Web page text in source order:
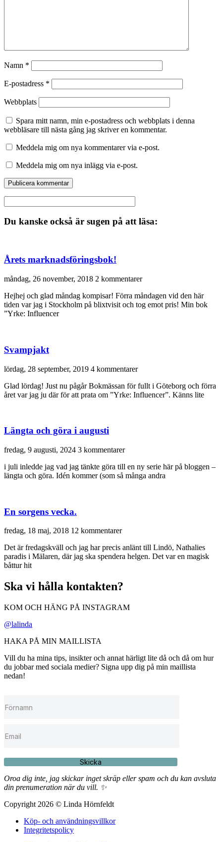
Namn *
E-postadress *
Webbplats
Spara mitt namn, min e-postadress och webbplats i denna
webbläsare till nästa gång jag skriver en kommentar.
Meddela mig om nya kommentarer via e-post.
Meddela mig om nya inlägg via e-post.
Du kanske också är sugen på att läsa:
Årets marknadsföringsbok!
måndag, 26 november, 2018 2 kommentarer
Hejhej och glad måndag kompisar! Förra måndagen vid den här
tiden var jag i Stockholm på blixtvisit och tog emot pris! Min bok
”Yrke: Influencer
Svampjakt
lördag, 28 september, 2019 4 kommentarer
Glad lördag! Just nu pågår Bokmässan för fullt i Göteborg och förra
året var jag ju där för att prata om ”Yrke: Influencer”. Känns lite
Längta och göra i augusti
fredag, 9 augusti, 2024 3 kommentarer
i juli inledde jag vad jag tänkte göra till en ny serie här på bloggen –
längta och göra. Idén kommer (som så många andra
En sorgens vecka.
fredag, 18 maj, 2018 12 kommentarer
Det är fredagskväll och jag har precis anlänt till Lindö, Nathalies
paradis i Mälaren, där jag ska spendera helgen. Det var en magisk
båttur hit
Ska vi hålla kontakten?
KOM OCH HÄNG PÅ INSTAGRAM
@lalinda
HAKA PÅ MIN MAILLISTA
Vill du ha mina tips, insikter och annat härligt lite då och då om hur
du jobbar med sociala medier? Signa upp dig på min maillista
nedan!
Skicka
Oroa dig inte, jag skickar inget skräp eller spam och du kan avsluta
din prenumeration när du vill. ✨
Copyright 2026 © Linda Hörnfeldt
Köp- och användningsvillkor
Integritetspolicy